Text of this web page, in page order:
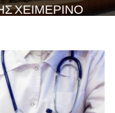
ΧΕΙΜΕΡΙΝΟ